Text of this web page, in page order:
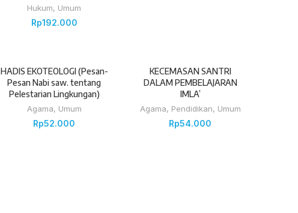
Hukum, Umum
Rp192.000
HADIS EKOTEOLOGI (Pesan-
Pesan Nabi saw. tentang
Pelestarian Lingkungan)
Agama, Umum
Rp52.000
KECEMASAN SANTRI
DALAM PEMBELAJARAN
IMLA’
Agama, Pendidikan, Umum
Rp54.000